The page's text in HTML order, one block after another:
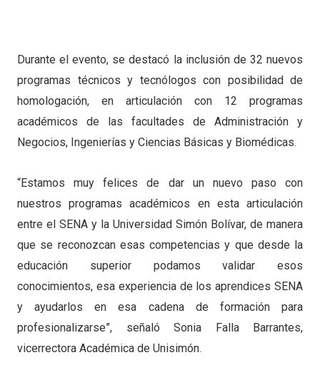
Durante el evento, se destacó la inclusión de 32 nuevos
programas técnicos y tecnólogos con posibilidad de
homologación, en articulación con 12 programas
académicos de las facultades de Administración y
Negocios, Ingenierías y Ciencias Básicas y Biomédicas.
“Estamos muy felices de dar un nuevo paso con
nuestros programas académicos en esta articulación
entre el SENA y la Universidad Simón Bolívar, de manera
que se reconozcan esas competencias y que desde la
educación superior podamos validar esos
conocimientos, esa experiencia de los aprendices SENA
y ayudarlos en esa cadena de formación para
profesionalizarse”, señaló Sonia Falla Barrantes,
vicerrectora Académica de Unisimón.